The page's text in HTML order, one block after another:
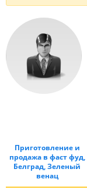
Приготовление и
продажа в фаст фуд,
Белград, Зеленый
венац